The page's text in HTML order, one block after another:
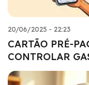
20/06/2025 - 22:23
CARTÃO PRÉ-
CONTROLAR